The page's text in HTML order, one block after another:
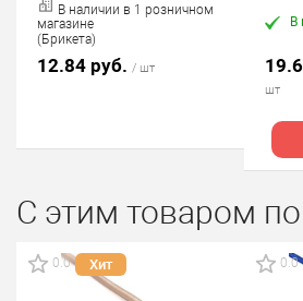
В наличии в 1 розничном
магазине
(Брикета)
12.84 руб. / шт
В
шт
С этим товаром
0.0 Хит 0.0